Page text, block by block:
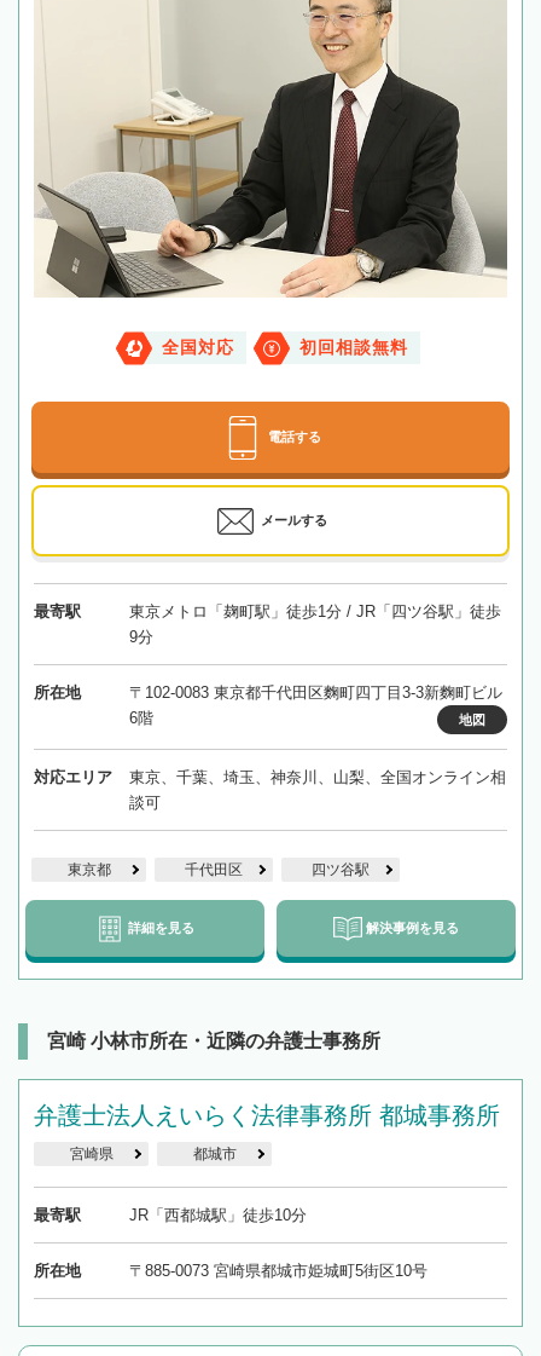
全国対応 初回相談無料
電話する
メールする
最寄駅
東京メトロ「麹町駅」徒歩1分 / JR「四ツ谷駅」徒歩
9分
所在地
〒102-0083 東京都千代田区麴町四丁目3-3新麴町ビル
6階
地図
対応エリア
東京、千葉、埼玉、神奈川、山梨、全国オンライン相
談可
東京都 千代田区 四ツ谷駅
詳細を見る 解決事例を見る
宮崎 小林市所在・近隣の弁護士事務所
弁護士法人えいらく法律事務所 都城事務所
宮崎県 都城市
最寄駅 JR「西都城駅」徒歩10分
所在地 〒885-0073 宮崎県都城市姫城町5街区10号